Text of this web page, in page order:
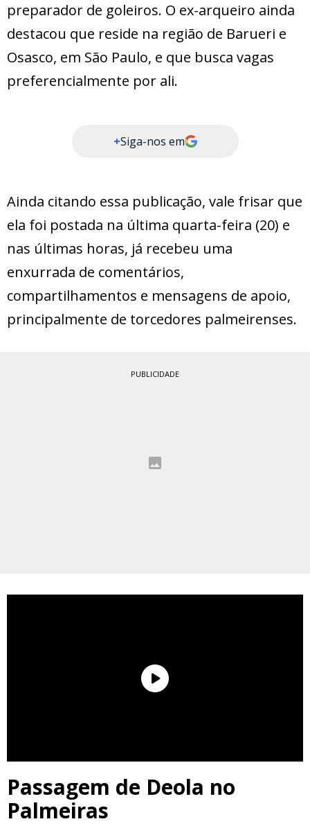
preparador de goleiros. O ex-arqueiro ainda
destacou que reside na região de Barueri e
Osasco, em São Paulo, e que busca vagas
preferencialmente por ali.
+Siga-nos em
Ainda citando essa publicação, vale frisar que
ela foi postada na última quarta-feira (20) e
nas últimas horas, já recebeu uma
enxurrada de comentários,
compartilhamentos e mensagens de apoio,
principalmente de torcedores palmeirenses.
PUBLICIDADE
Passagem de Deola no
Palmeiras